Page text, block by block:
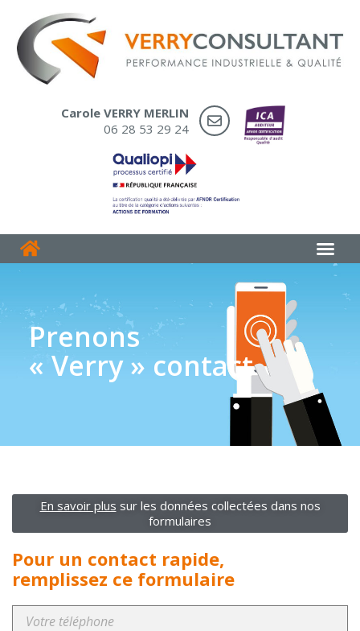
Carole VERRY MERLIN
06 28 53 29 24
Prenons
« Verry » contact
En savoir plus sur les données collectées dans nos
formulaires
Pour un contact rapide,
remplissez ce formulaire